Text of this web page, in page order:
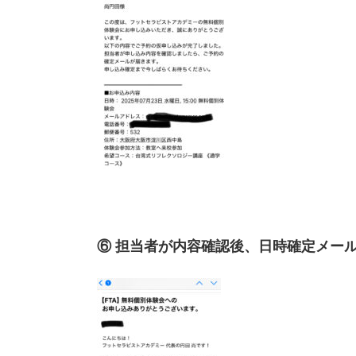
⑥ 担当者が内容確認後、日時確定メー